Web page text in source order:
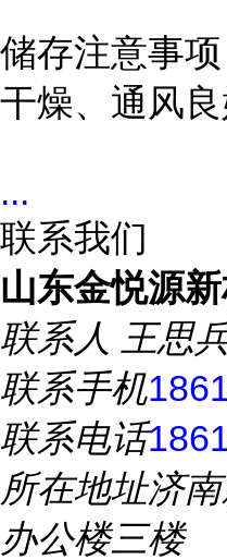
储存注意事项
干燥、通风良
...
联系我们
山东金悦源
联系人 王思
联系手机
联系电话
所在地址济
办公楼三楼